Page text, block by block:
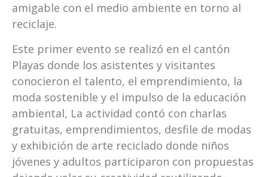
amigable con el medio ambiente en torno al
reciclaje.
Este primer evento se realizó en el cantón
Playas donde los asistentes y visitantes
conocieron el talento, el emprendimiento, la
moda sostenible y el impulso de la educación
ambiental, La actividad contó con charlas
gratuitas, emprendimientos, desfile de modas
y exhibición de arte reciclado donde niños
jóvenes y adultos participaron con propuestas